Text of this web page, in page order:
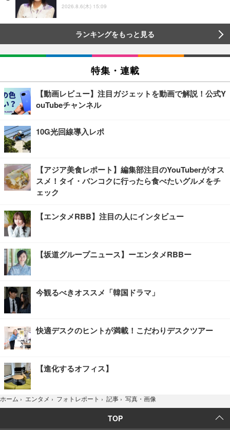
2026.8.6(木) 15:09
ランキングをもっと見る
特集・連載
【動画レビュー】注目ガジェットを動画で解説！公式Y
ouTubeチャンネル
10G光回線導入レポ
【アジア美食レポート】編集部注目のYouTuberがオス
スメ！タイ・バンコクに行ったら食べたいグルメをチ
ェック
【エンタメRBB】注目の人にインタビュー
【坂道グループニュース】ーエンタメRBBー
今観るべきオススメ「韓国ドラマ」
快適デスクのヒントが満載！こだわりデスクツアー
【進化するオフィス】
ホーム › エンタメ › フォトレポート › 記事 › 写真・画像
TOP